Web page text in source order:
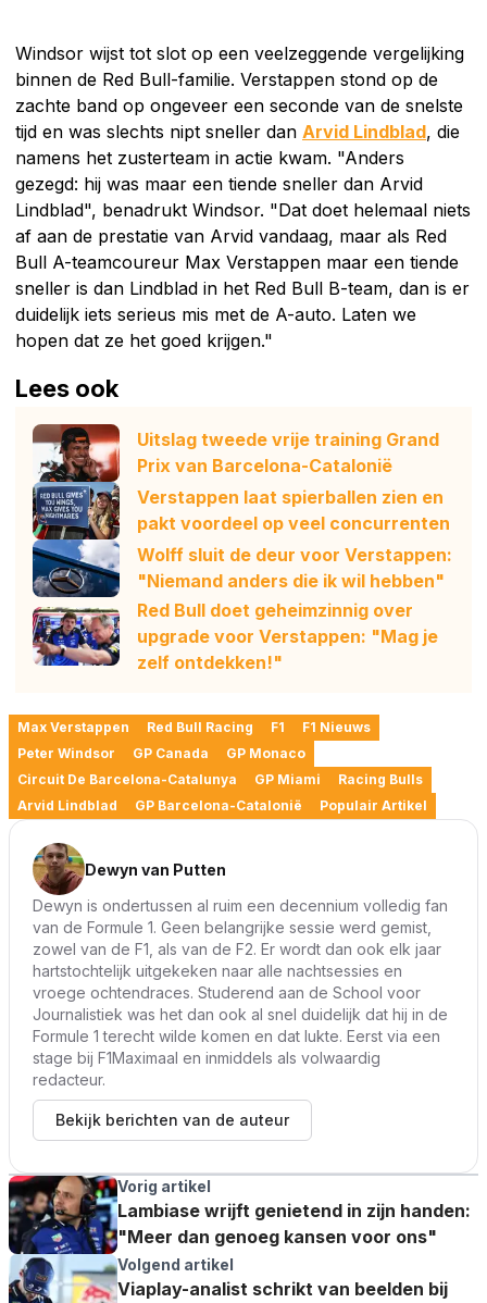
Windsor wijst tot slot op een veelzeggende vergelijking
binnen de Red Bull-familie. Verstappen stond op de
zachte band op ongeveer een seconde van de snelste
tijd en was slechts nipt sneller dan Arvid Lindblad, die
namens het zusterteam in actie kwam. "Anders
gezegd: hij was maar een tiende sneller dan Arvid
Lindblad", benadrukt Windsor. "Dat doet helemaal niets
af aan de prestatie van Arvid vandaag, maar als Red
Bull A-teamcoureur Max Verstappen maar een tiende
sneller is dan Lindblad in het Red Bull B-team, dan is er
duidelijk iets serieus mis met de A-auto. Laten we
hopen dat ze het goed krijgen."
Lees ook
Uitslag tweede vrije training Grand
Prix van Barcelona-Catalonië
Verstappen laat spierballen zien en
pakt voordeel op veel concurrenten
Wolff sluit de deur voor Verstappen:
"Niemand anders die ik wil hebben"
Red Bull doet geheimzinnig over
upgrade voor Verstappen: "Mag je
zelf ontdekken!"
Max Verstappen Red Bull Racing F1
F1 Nieuws
Peter Windsor
GP Canada
GP Monaco
Circuit De Barcelona-Catalunya
GP Miami
Racing Bulls
Arvid Lindblad
GP Barcelona-Catalonië Populair Artikel
Dewyn van Putten
Dewyn is ondertussen al ruim een decennium volledig fan
van de Formule 1. Geen belangrijke sessie werd gemist,
zowel van de F1, als van de F2. Er wordt dan ook elk jaar
hartstochtelijk uitgekeken naar alle nachtsessies en
vroege ochtendraces. Studerend aan de School voor
Journalistiek was het dan ook al snel duidelijk dat hij in de
Formule 1 terecht wilde komen en dat lukte. Eerst via een
stage bij F1Maximaal en inmiddels als volwaardig
redacteur.
Bekijk berichten van de auteur
Vorig artikel
Lambiase wrijft genietend in zijn handen:
"Meer dan genoeg kansen voor ons"
Volgend artikel
Viaplay-analist schrikt van beelden bij